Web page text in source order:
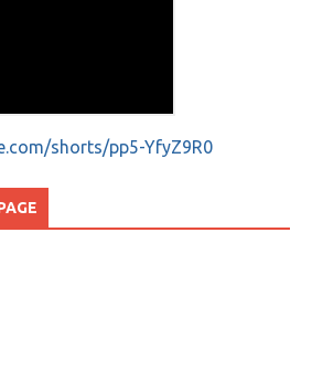
shorts/pp5-YfyZ9R0